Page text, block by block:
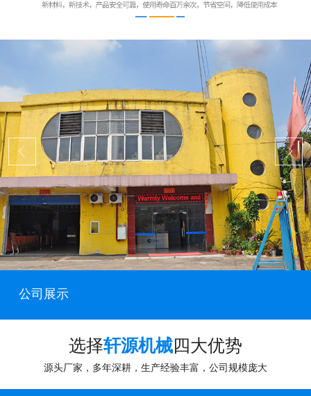
公司展示
选择轩源机械四大优势
源头厂家，多年深耕，生产经验丰富，公司规模庞大